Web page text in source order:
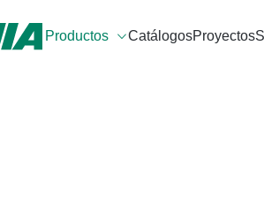
Productos CatálogosProyectos